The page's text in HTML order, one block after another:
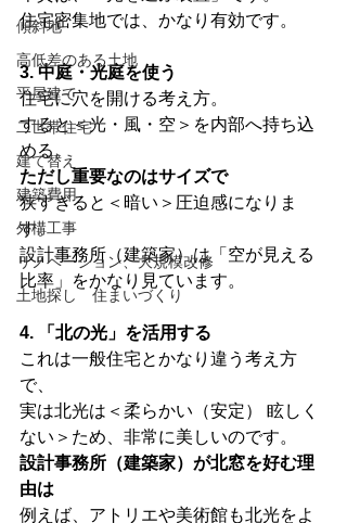
傾斜地
高低差のある土地
平屋建て
二世帯住宅
建て替え
建築費用
外構工事
リノベーション、大規模改修
土地探し 住まいづくり
住宅密集地では、かなり有効です。
3. 中庭・光庭を使う
住宅に穴を開ける考え方。
すると＜光・風・空＞を内部へ持ち込
める。
ただし重要なのはサイズで
狭すぎると＜暗い＞圧迫感になりま
す。
設計事務所（建築家）は「空が見える
比率」をかなり見ています。
4. 「北の光」を活用する
これは一般住宅とかなり違う考え方
で、
実は北光は＜柔らかい（安定） 眩しく
ない＞ため、非常に美しいのです。
設計事務所（建築家）が北窓を好む理
由は
例えば、アトリエや美術館も北光をよ